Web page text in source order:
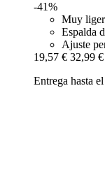
-41%
Muy
Espalda
Ajuste
19,57 € 32,99 €
Entrega hasta